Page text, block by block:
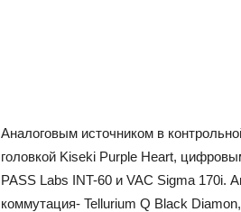
Аналоговым источником в
головкой Kiseki Purple Heart,
PASS Labs INT-60 и VAC Sigma 170i.
коммутация- Tellurium Q Black